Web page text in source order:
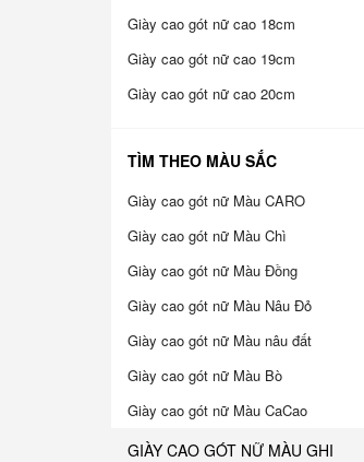
Giày cao gót nữ cao 18cm
Giày cao gót nữ cao 19cm
Giày cao gót nữ cao 20cm
TÌM THEO MÀU SẮC
Giày cao gót nữ Màu CARO
Giày cao gót nữ Màu Chì
Giày cao gót nữ Màu Đồng
Giày cao gót nữ Màu Nâu Đỏ
Giày cao gót nữ Màu nâu đất
Giày cao gót nữ Màu Bò
Giày cao gót nữ Màu CaCao
GIÀY CAO GÓT NỮ MÀU GHI